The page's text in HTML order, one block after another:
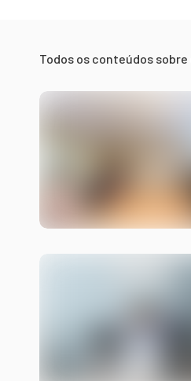
Todos os conteúdos sobre